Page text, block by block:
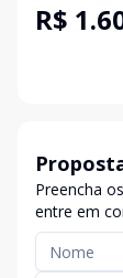
R$
Preencha
entre em